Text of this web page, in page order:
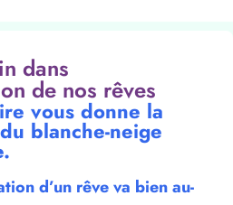
dans
de nos rêves
vous donne la
blanche-neige
d’un rêve va bien au-